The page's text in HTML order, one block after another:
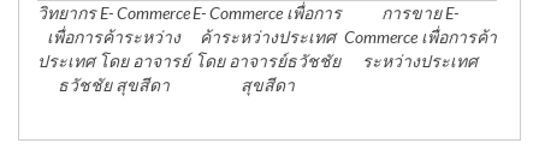
วิทยากร E- Commerce
เพื่อการค้าระหว่าง
ประเทศ โดย อาจารย์
ธวัชชัย สุขสีดา
E- Commerce เพื่อการ
ค้าระหว่างประเทศ
โดย อาจารย์ธวัชชัย
สุขสีดา
การขาย E-
Commerce เพื่อการค้า
ระหว่างประเทศ